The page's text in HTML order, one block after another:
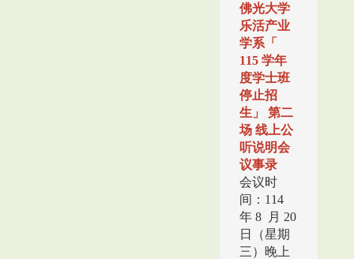
佛光大学
乐活产业
学系「
115 学年
度学士班
停止招
生」 第二
场 线上公
听说明会
议事录
会议时
间：114
年 8 月 20
日（星期
三）晚上